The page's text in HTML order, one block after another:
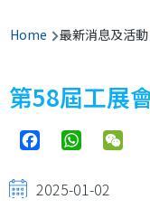
Breadcrumb
Home 最新消息及活動
第58屆工展
FacebookWhatsApp
2025-01-02